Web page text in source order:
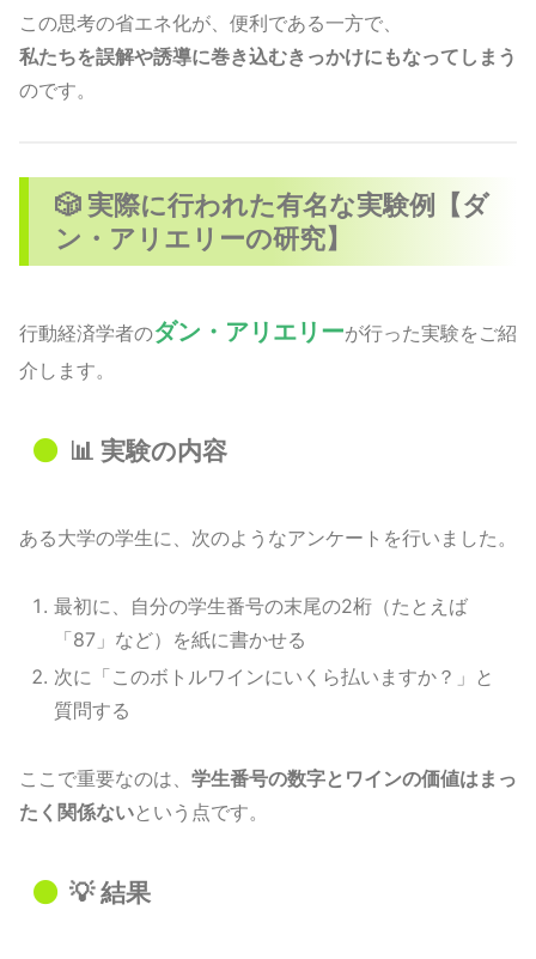
この思考の省エネ化が、便利である一方で、
私たちを誤解や誘導に巻き込むきっかけにもなってしまう
のです。
🎲 実際に行われた有名な実験例【ダ
ン・アリエリーの研究】
行動経済学者のダン・アリエリーが行った実験をご紹
介します。
📊 実験の内容
ある大学の学生に、次のようなアンケートを行いました。
最初に、自分の学生番号の末尾の2桁（たとえば
「87」など）を紙に書かせる
次に「このボトルワインにいくら払いますか？」と
質問する
ここで重要なのは、 学生番号の数字とワインの価値はまっ
たく関係ないという点です。
💡 結果